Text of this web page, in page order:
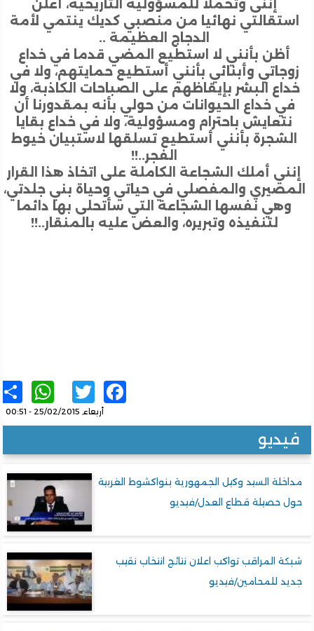
إننى وتحملا للمسؤولية التاريخية، أعلن
نهائيا من منصبي كديك ينتمي لأمة
الدجاج العظيمة ..
أظن بأنني لا استطيع المضي قدما في خداع
وأبنائي بأنني أستطيع حمايتهم، ولا في
البشر بإيقاظهم على الصباحات الكاذبة، ولا
خداع الحيوانات من حولي بأنه بمقدورنا أن
نتعايش باحترام ومسؤولية، ولا في خداع بقايا
بأنني أستطيع تسلقها لاستبيان خيوط
الفجر..!!
أملك الشجاعة الكاملة على اتخاذ هذا القرار
والمفصلي في حياتي وحياة بني جلدتي،
وهي نفسها الشجاعة التي سأتحلى بها دائما
لتنفيذه وتبريره، والعض عليه بالمنقار..!!
Facebook
Twitter
أربعاء, 25/02/2015 - 00:51
السيد وكيل الجمهورية بنواكشوط الغربية
حصيلة قطاع العدل/فيديو
المراقب تواكب اعلان نتائج انتخاب نقيب
للمحامين/فيديو